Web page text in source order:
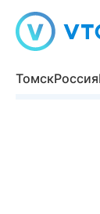
ТомскРоссия